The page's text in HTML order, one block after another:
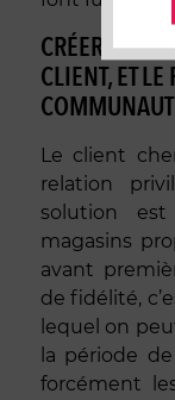
CRÉER UNE
CLIENT, ET
Le client
relation
solution
magasins
avant
de fidélité,
lequel on
la période
forcément